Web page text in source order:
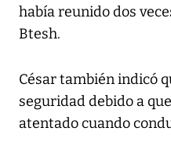
había reunido dos
Btesh.
César también indicó
seguridad debido a
atentado cuando